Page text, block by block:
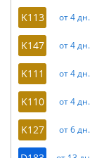
K113
от 4 дн.
K147 от 4 дн.
K111 от 4 дн.
K110 от 4 дн.
K127 от 6 дн.